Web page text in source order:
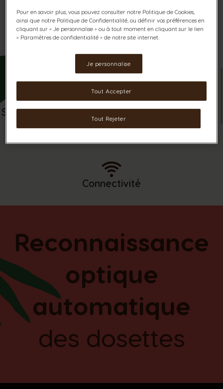
ou bien l'extraction type Americano.​ ​
*crème de café
Technologie
SMARTBREWTM
Technologie
AIRFOAMTM
Eco-
conception
Connectivité
Reconnaissance
optique
automatique
des dosettes
Pour en savoir plus, vous pouvez consulter notre Politique de Cookies,
ainsi que notre Politique de Confidentialité, ou définir vos préférences en
cliquant sur « Je personnalise » ou à tout moment en cliquant sur le lien
« Paramètres de confidentialité » de notre site internet.
Je personnalise
Tout Rejeter
Tout Accepter